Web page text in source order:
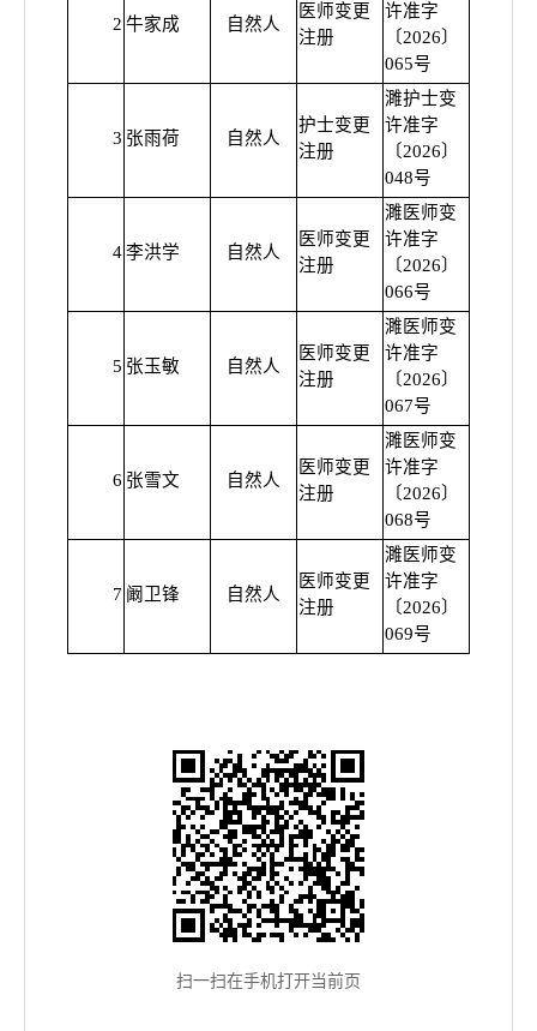
2 牛家成 自然人
医师变更
注册
许准字
〔2026〕
065号
3 张雨荷 自然人
护士变更
注册
濉护士变
许准字
〔2026〕
048号
4李洪学 自然人
医师变更
注册
濉医师变
许准字
〔2026〕
066号
5 张玉敏 自然人
医师变更
注册
濉医师变
许准字
〔2026〕
067号
6 张雪文 自然人
医师变更
注册
濉医师变
许准字
〔2026〕
068号
7 阚卫锋 自然人
医师变更
注册
濉医师变
许准字
〔2026〕
069号
扫一扫在手机打开当前页